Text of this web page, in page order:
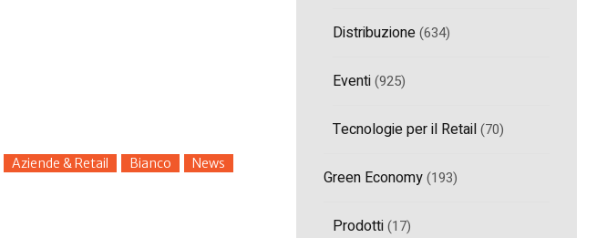
Aziende & Retail Bianco News
Distribuzione(634)
Eventi(925)
Tecnologie per il Retail(70)
Green Economy(193)
Prodotti(17)